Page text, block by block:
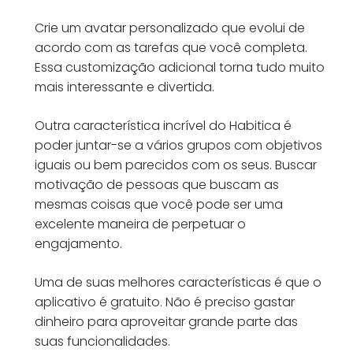
Crie um avatar personalizado que evolui de
acordo com as tarefas que você completa.
Essa customização adicional torna tudo muito
mais interessante e divertida.
Outra característica incrível do Habitica é
poder juntar-se a vários grupos com objetivos
iguais ou bem parecidos com os seus. Buscar
motivação de pessoas que buscam as
mesmas coisas que você pode ser uma
excelente maneira de perpetuar o
engajamento.
Uma de suas melhores características é que o
aplicativo é gratuito. Não é preciso gastar
dinheiro para aproveitar grande parte das
suas funcionalidades.